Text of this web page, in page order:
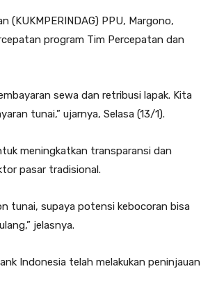
(KUKMPERINDAG) PPU, Margono,
program Tim Percepatan dan
sewa dan retribusi lapak. Kita
tunai,” ujarnya, Selasa (13/1).
meningkatkan transparansi dan
pasar tradisional.
tunai, supaya potensi kebocoran bisa
jelasnya.
Indonesia telah melakukan peninjauan